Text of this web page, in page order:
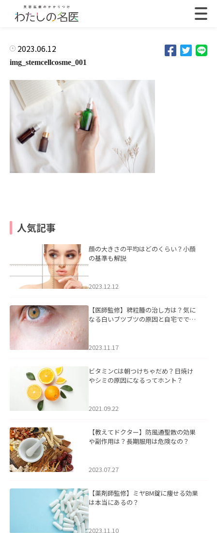
2023.06.12
img_stemcellcosme_001
人気記事
顔の大きさの平均はどのくらい？小顔
の基準も解説
2023.12.12
【医師監修】稗粒腫の治し方は？気に
なる白いブツブツの原因と自宅ででき
2023.11.17
ビタミンCは朝つけちゃだめ？日焼け
やシミの原因になるってホント？
2021.09.22
【教えてドクター】防風通聖散の効果
や副作用は？長期服用は危険なの？
2023.07.27
【薬剤師監修】ミヤBM錠に痩せる効果
は本当にあるの？
2023.11.10